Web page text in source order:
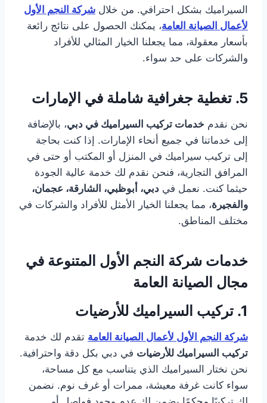
السيراميك بشكل احترافي. من خلال شركة النجم الأول
لأعمال الصيانة العامة، يمكنك الحصول على نتائج رائعة
بأسعار معقولة، مما يجعلنا الخيار المثالي للأفراد
والشركات على حد سواء.
5. تغطية جغرافية شاملة في الإمارات
نحن نقدم خدمات تركيب السيراميك في دبي، بالإضافة
إلى خدماتنا في جميع أنحاء الإمارات. إذا كنت بحاجة
إلى تركيب سيراميك في المنزل أو المكتب أو حتى في
المرافق التجارية، فنحن نقدم لك خدمة عالية الجودة
حيثما كنت. نعمل في دبي، أبوظبي، الشارقة، عجمان،
والفجيرة، مما يجعلنا الخيار الأمثل للأفراد والشركات في
مختلف المناطق.
خدمات شركة النجم الأول المتنوعة في
مجال الصيانة العامة
1. تركيب السيراميك للأرضيات
شركة النجم الأول لأعمال الصيانة العامة تقدم لك خدمة
تركيب السيراميك للأرضيات في دبي بكل دقة واحترافية.
نحن نختار السيراميك الذي يتناسب مع كل مساحة،
سواء كانت غرفة معيشة، ممرات أو غرف نوم. نضمن